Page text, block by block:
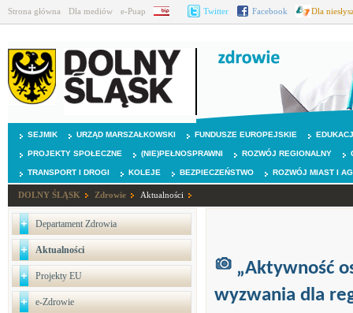
Strona główna Dla mediów e-Puap BIP Twitter Facebook Dla
SEJMIK URZĄD MARSZAŁKOWSKI FUNDUSZE EUROPEJSKIE
PROJEKTY SPOŁECZNE (NIE)PEŁNOSPRAWNI ROZWÓJ REGIONALNY
TRANSPORT I DROGI KOLEJE BEZPIECZEŃSTWO ROZWÓJ MIAST I
DOLNY ŚLĄSK Zdrowie Aktualności
Departament Zdrowia
Aktualności
Projekty EU
e-Zdrowie
„Aktywność
wyzwania dla